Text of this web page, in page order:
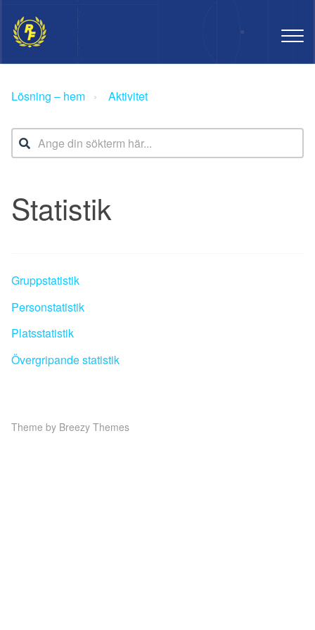
Lösning – hem Aktivitet
Statistik
Gruppstatistik
Personstatistik
Platsstatistik
Övergripande statistik
Theme by Breezy Themes